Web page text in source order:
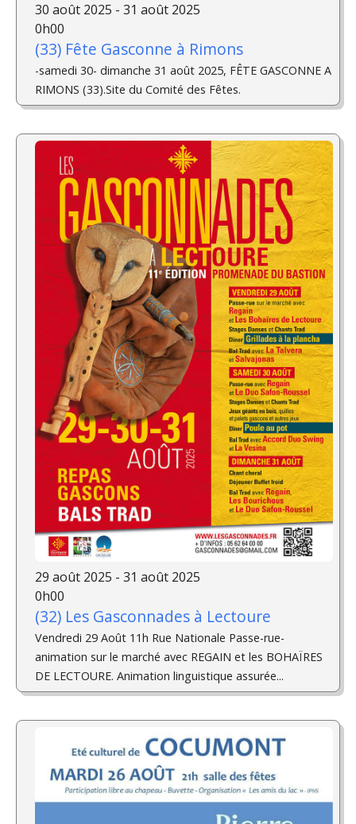
30 août 2025 - 31 août 2025
0h00
(33) Fête Gasconne à Rimons
-samedi 30- dimanche 31 août 2025, FÊTE GASCONNE A
RIMONS (33).Site du Comité des Fêtes.
29 août 2025 - 31 août 2025
0h00
(32) Les Gasconnades à Lectoure
Vendredi 29 Août 11h Rue Nationale Passe-rue-
animation sur le marché avec REGAIN et les BOHAÏRES
DE LECTOURE. Animation linguistique assurée...